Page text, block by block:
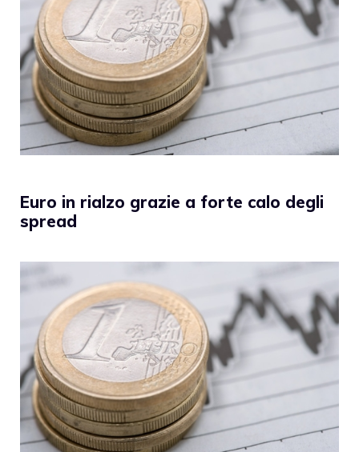
Euro in rialzo grazie a forte calo degli
spread